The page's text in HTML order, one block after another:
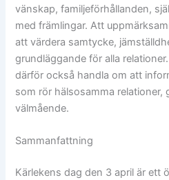
vänskap, familjeförhållanden,
med främlingar. Att
att värdera samtycke,
grundläggande för alla
därför också handla om att
som rör hälsosamma
välmående.
Sammanfattning
Kärlekens dag den 3 april är ett